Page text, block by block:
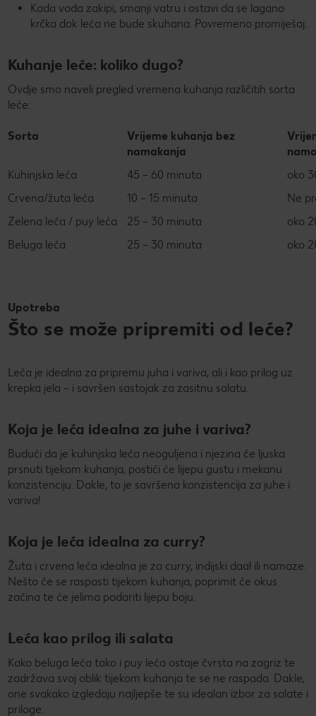
Kada voda zakipi, smanji vatru i ostavi da se lagano
krčka dok leća ne bude skuhana. Povremeno promiješaj.
Kuhanje leće: koliko dugo?
Ovdje smo naveli pregled vremena kuhanja različitih sorta
leće:
Sorta
Vrijeme kuhanja bez
namakanja
Kuhinjska leća
45 – 60 minuta
oko
Crvena/žuta leća
10 – 15 minuta
Ne
Zelena leća / puy leća
25 – 30 minuta
oko
Beluga leća
25 – 30 minuta oko
Upotreba
Što se može pripremiti od leće?
Leća je idealna za pripremu juha i variva, ali i kao prilog uz
krepka jela – i savršen sastojak za zasitnu salatu.
Koja je leća idealna za juhe i variva?
Budući da je kuhinjska leća neoguljena i njezina će ljuska
prsnuti tijekom kuhanja, postići će lijepu gustu i mekanu
konzistenciju. Dakle, to je savršena konzistencija za juhe i
variva!
Koja je leća idealna za curry?
Žuta i crvena leća idealna je za curry, indijski daal ili namaze.
Nešto će se raspasti tijekom kuhanja, poprimit će okus
začina te će jelima podariti lijepu boju.
Leća kao prilog ili salata
Kako beluga leća tako i puy leća ostaje čvrsta na zagriz te
zadržava svoj oblik tijekom kuhanja te se ne raspada. Dakle,
one svakako izgledaju najljepše te su idealan izbor za salate i
priloge.